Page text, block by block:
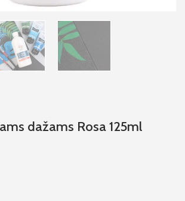
dažams Rosa 125ml